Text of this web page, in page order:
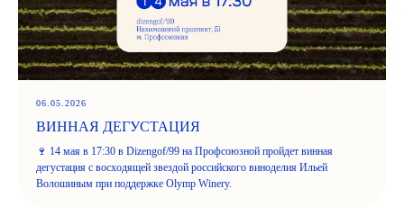
06.05.2026
ВИННАЯ ДЕГУСТАЦИЯ
🍷 14 мая в 17:30 в Dizengof/99 на Профсоюзной пройдет винная
дегустация с восходящей звездой российского виноделия Ильей
Волошиным при поддержке Olymp Winery.